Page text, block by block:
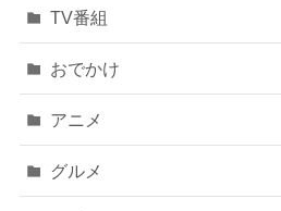
TV番組
おでかけ
アニメ
グルメ